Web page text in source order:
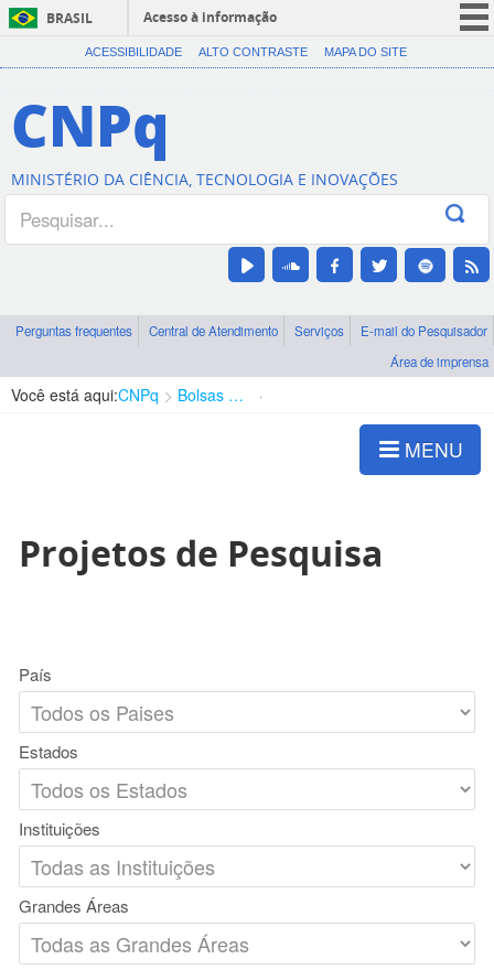
BRASIL
Acesso à informação
CORONAVÍRUS (COVID-19)
Canais
ACESSIBILIDADE ALTO CONTRASTE MAPA DO SITE
CNPq
MINISTÉRIO DA CIÊNCIA, TECNOLOGIA E INOVAÇÕES
Perguntas frequentes Central de Atendimento Serviços
E-mail do Pesquisador
Área de imprensa
Você está aqui:CNPq Bolsas e Auxílios Vigentes
MENU
Projetos de Pesquisa
País
Estados
Instituições
Grandes Áreas